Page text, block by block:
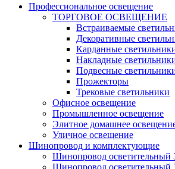
Профессиональное освещение
ТОРГОВОЕ ОСВЕЩЕНИЕ
Встраиваемые
Декоративные
Карданные
Накладные
Подвесные
Прожекторы
Трековые светильники
Офисное освещение
Промышленное освещение
Элитное домашнее
Уличное освещение
Шинопровод и комплектующие
Шинопровод осветительный
Шинопровод осветительный